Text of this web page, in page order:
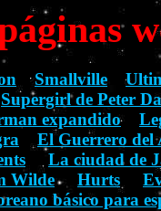
Smallville
Supergirl de Peter
expandido
El Guerrero del
La ciudad de
Wilde Hurts
básico para